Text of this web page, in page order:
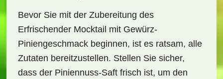
Bevor Sie mit der Zubereitung des
Erfrischender Mocktail mit Gewürz-
Piniengeschmackbeginnen, ist es ratsam, alle
Zutaten bereitzustellen. Stellen Sie sicher,
dass der Piniennuss-Saft frisch ist, um den